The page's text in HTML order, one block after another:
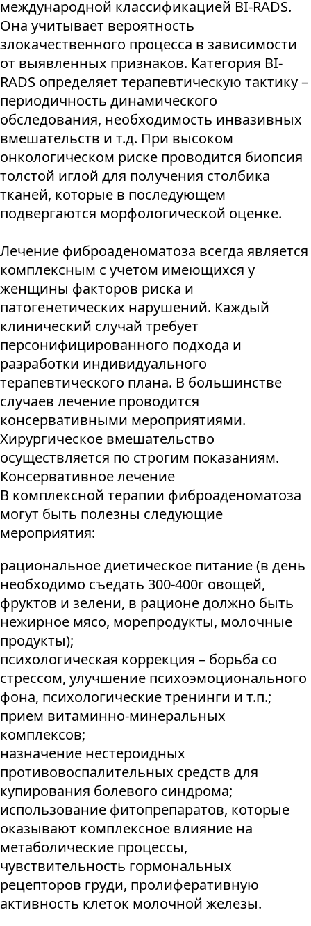
международной классификацией BI-RADS.
Она учитывает вероятность
злокачественного процесса в зависимости
от выявленных признаков. Категория BI-
RADS определяет терапевтическую тактику –
периодичность динамического
обследования, необходимость инвазивных
вмешательств и т.д. При высоком
онкологическом риске проводится биопсия
толстой иглой для получения столбика
тканей, которые в последующем
подвергаются морфологической оценке.
Лечение фиброаденоматоза всегда является
комплексным с учетом имеющихся у
женщины факторов риска и
патогенетических нарушений. Каждый
клинический случай требует
персонифицированного подхода и
разработки индивидуального
терапевтического плана. В большинстве
случаев лечение проводится
консервативными мероприятиями.
Хирургическое вмешательство
осуществляется по строгим показаниям.
Консервативное лечение
В комплексной терапии фиброаденоматоза
могут быть полезны следующие
мероприятия:
рациональное диетическое питание (в день
необходимо съедать 300-400г овощей,
фруктов и зелени, в рационе должно быть
нежирное мясо, морепродукты, молочные
продукты);
психологическая коррекция – борьба со
стрессом, улучшение психоэмоционального
фона, психологические тренинги и т.п.;
прием витаминно-минеральных
комплексов;
назначение нестероидных
противовоспалительных средств для
купирования болевого синдрома;
использование фитопрепаратов, которые
оказывают комплексное влияние на
метаболические процессы,
чувствительность гормональных
рецепторов груди, пролиферативную
активность клеток молочной железы.